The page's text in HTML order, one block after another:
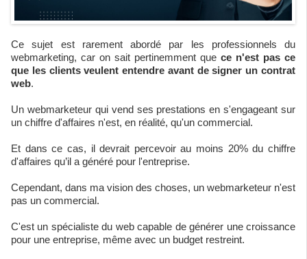
Ce sujet est rarement abordé par les professionnels du
webmarketing, car on sait pertinemment que ce n'est pas ce
que les clients veulent entendre avant de signer un contrat
web.
Un webmarketeur qui vend ses prestations en s'engageant sur
un chiffre d'affaires n'est, en réalité, qu'un commercial.
Et dans ce cas, il devrait percevoir au moins 20% du chiffre
d'affaires qu’il a généré pour l'entreprise.
Cependant, dans ma vision des choses, un webmarketeur n'est
pas un commercial.
C'est un spécialiste du web capable de générer une croissance
pour une entreprise, même avec un budget restreint.